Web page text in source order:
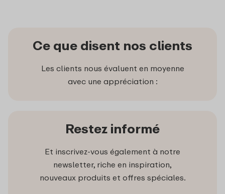
Ce que disent nos clients
Les clients nous évaluent en moyenne
avec une appréciation :
Restez informé
Et inscrivez-vous également à notre
newsletter, riche en inspiration,
nouveaux produits et offres spéciales.